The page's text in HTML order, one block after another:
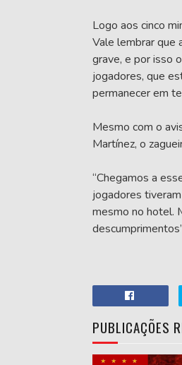
Logo aos cinco
Vale lembrar que
grave, e por isso
jogadores, que
permanecer em
Mesmo com o
Martínez, o
“Chegamos a
jogadores
mesmo no hotel.
PUBLICAÇÕES